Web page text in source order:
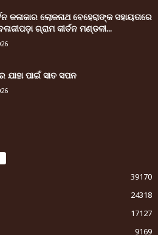
କଳାକାର ଲୋକନାଥ ବେହେରାଙ୍କ ସହାୟତାରେ
ଗ୍ରାମ କୀର୍ତନ ମଣ୍ଡଳୀ...
ଯାହା ପାଇଁ ସାତ ସପନ
39170
24318
17127
9169